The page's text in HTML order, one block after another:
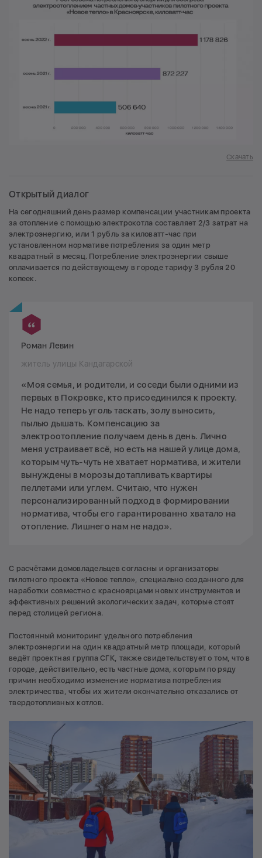
Скачать
Открытый диалог
На сегодняшний день размер компенсации участникам проекта
за отопление с помощью электрокотла составляет 2/3 затрат на
электроэнергию, или 1 рубль за киловатт-час при
установленном нормативе потребления за один метр
квадратный в месяц. Потребление электроэнергии свыше
оплачивается по действующему в городе тарифу 3 рубля 20
копеек.
Роман Левин
житель улицы Кандагарской
«Моя семья, и родители, и соседи были одними из
первых в Покровке, кто присоединился к проекту.
Не надо теперь уголь таскать, золу выносить,
пылью дышать. Компенсацию за
электроотопление получаем день в день. Лично
меня устраивает всё, но есть на нашей улице дома,
которым чуть-чуть не хватает норматива, и жители
вынуждены в морозы дотапливать квартиры
пеллетами или углем. Считаю, что нужен
персонализированный подход в формировании
норматива, чтобы его гарантированно хватало на
отопление. Лишнего нам не надо».
С расчётами домовладельцев согласны и организаторы
пилотного проекта «Новое тепло», специально созданного для
наработки совместно с красноярцами новых инструментов и
эффективных решений экологических задач, которые стоят
перед столицей региона.
Постоянный мониторинг удельного потребления
электроэнергии на один квадратный метр площади, который
ведёт проектная группа СГК, также свидетельствует о том, что в
городе, действительно, есть частные дома, которым по ряду
причин необходимо изменение норматива потребления
электричества, чтобы их жители окончательно отказались от
твердотопливных котлов.